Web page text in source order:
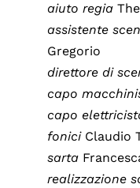
aiuto regia
assistente
Gregorio
direttore di
capo
capo
foniciClaudio
sarta
realizzazione